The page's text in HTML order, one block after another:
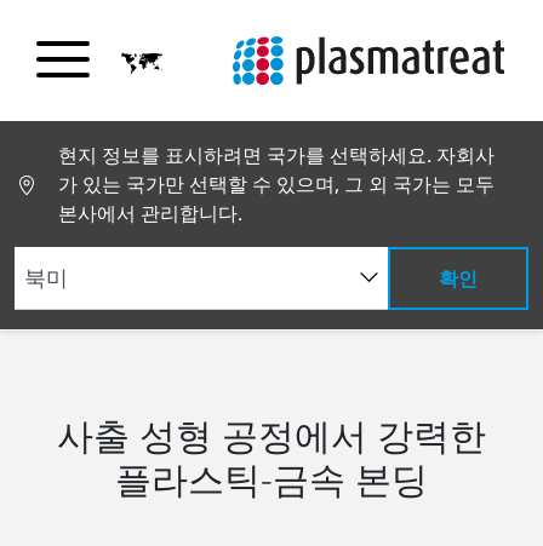
현지 정보를 표시하려면 국가를 선택하세요. 자회사
가 있는 국가만 선택할 수 있으며, 그 외 국가는 모두
본사에서 관리합니다.
확인
기술
플라스마 코팅 Plasma-SealTight®
사출 성형 공정에서 강력한
플라스틱-금속 본딩